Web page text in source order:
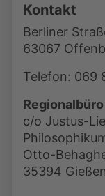
Kontakt
Berliner
63067
Telefon: 069
c/o Justus-
Otto-
35394 Gießen